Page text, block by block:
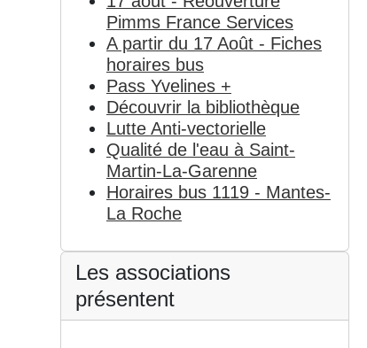
Pimms France Services
A partir du 17 Août - Fiches
horaires bus
Pass Yvelines +
Découvrir la bibliothèque
Lutte Anti-vectorielle
Qualité de l'eau à Saint-
Martin-La-Garenne
Horaires bus 1119 - Mantes-
La Roche
Les associations
présentent